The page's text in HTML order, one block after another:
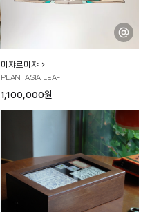
미쟈르미쟈
PLANTASIA LEAF
1,100,000원